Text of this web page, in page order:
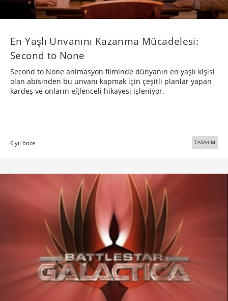
En Yaşlı Unvanını Kazanma Mücadelesi:
Second to None
Second to None animasyon filminde dünyanın en yaşlı kişisi
olan abisinden bu unvanı kapmak için çeşitli planlar yapan
kardeş ve onların eğlenceli hikayesi işleniyor.
6 yıl önce TASARIM